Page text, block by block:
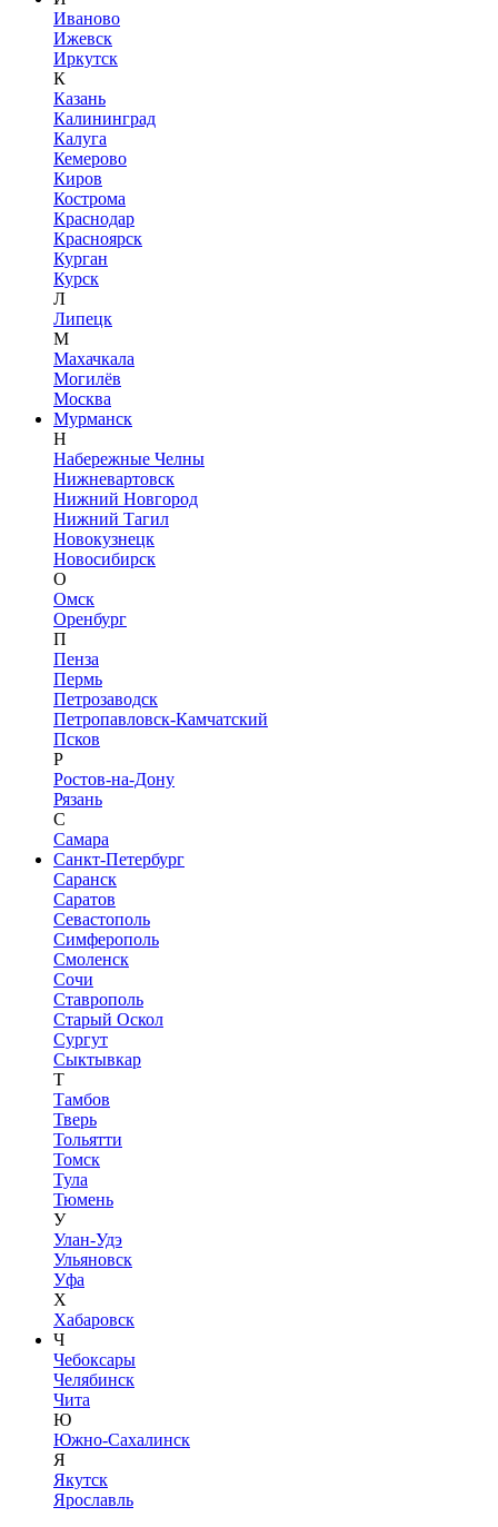
Иваново
Ижевск
Иркутск
К
Казань
Калининград
Калуга
Кемерово
Киров
Кострома
Краснодар
Красноярск
Курган
Курск
Л
Липецк
М
Махачкала
Могилёв
Москва
Мурманск
Н
Набережные Челны
Нижневартовск
Нижний Новгород
Нижний Тагил
Новокузнецк
Новосибирск
О
Омск
Оренбург
П
Пенза
Пермь
Петрозаводск
Петропавловск-Камчатский
Псков
Р
Ростов-на-Дону
Рязань
С
Самара
Санкт-Петербург
Саранск
Саратов
Севастополь
Симферополь
Смоленск
Сочи
Ставрополь
Старый Оскол
Сургут
Сыктывкар
Т
Тамбов
Тверь
Тольятти
Томск
Тула
Тюмень
У
Улан-Удэ
Ульяновск
Уфа
Х
Хабаровск
Ч
Чебоксары
Челябинск
Чита
Ю
Южно-Сахалинск
Я
Якутск
Ярославль